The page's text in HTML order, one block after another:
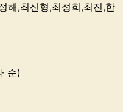
해,최신형,최정희,최진,한
순)